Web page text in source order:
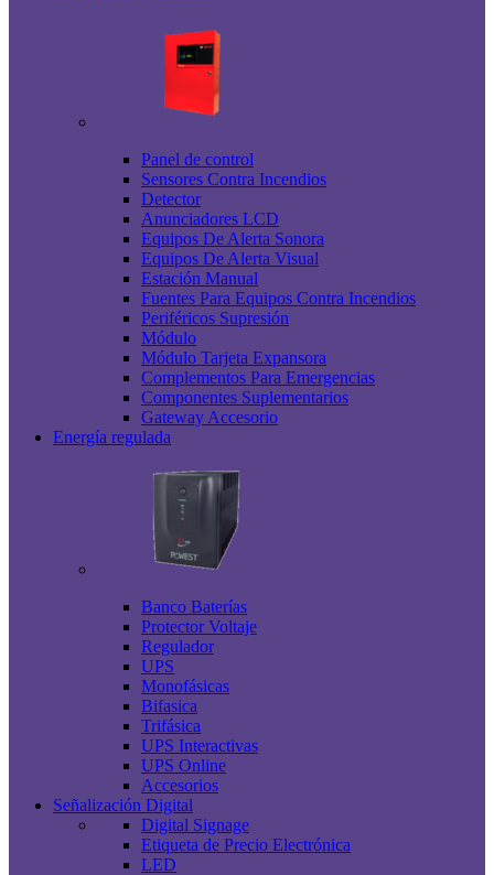
Panel de control
Sensores Contra Incendios
Detector
Anunciadores LCD
Equipos De Alerta Sonora
Equipos De Alerta Visual
Estación Manual
Fuentes Para Equipos Contra Incendios
Periféricos Supresión
Módulo
Módulo Tarjeta Expansora
Complementos Para Emergencias
Componentes Suplementarios
Gateway Accesorio
Energía regulada
Banco Baterías
Protector Voltaje
Regulador
UPS
Monofásicas
Bifasica
Trifásica
UPS Interactivas
UPS Online
Accesorios
Señalización Digital
Digital Signage
Etiqueta de Precio Electrónica
LED